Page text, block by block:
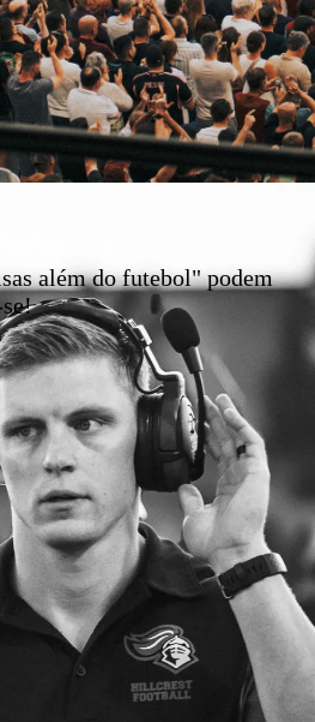
além do futebol" podem